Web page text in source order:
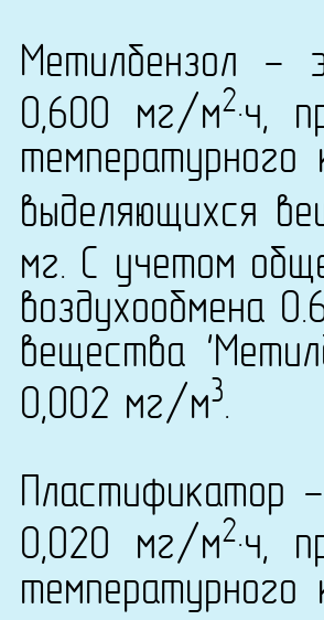
Метилбензол -
0,600 мг/м2·ч,
выделяющихся
мг. С учетом
воздухообмена
вещества
0,002 мг/м3.
Пластификатор
0,020 мг/м2·ч,